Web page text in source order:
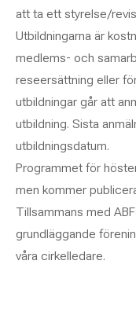
att ta ett styrelse/
Utbildningarna är
medlems- och
reseersättning eller
utbildningar går att
utbildning. Sista
utbildningsdatum.
Programmet för
men kommer
Tillsammans med
grundläggande
våra cirkelledare.